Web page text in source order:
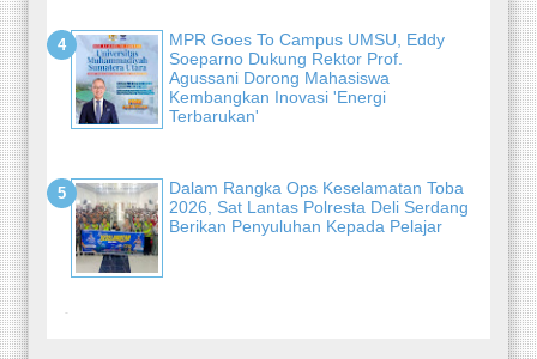
MPR Goes To Campus UMSU, Eddy
Soeparno Dukung Rektor Prof.
Agussani Dorong Mahasiswa
Kembangkan Inovasi 'Energi
Terbarukan'
Dalam Rangka Ops Keselamatan Toba
2026, Sat Lantas Polresta Deli Serdang
Berikan Penyuluhan Kepada Pelajar
-